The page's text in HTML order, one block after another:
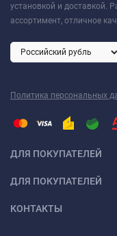
установкой и доставкой.
ассортимент, отличное
Политика персональных
ДЛЯ ПОКУПАТЕЛЕЙ
ДЛЯ ПОКУПАТЕЛЕЙ
КОНТАКТЫ